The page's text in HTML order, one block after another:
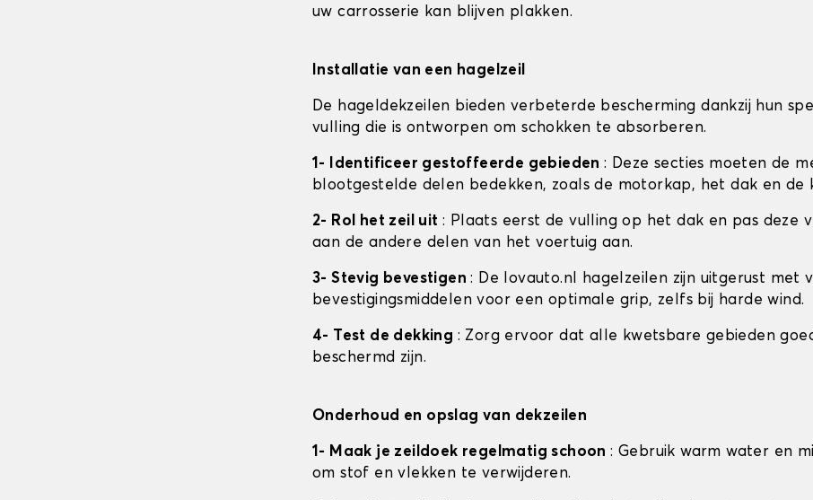
uw carrosserie kan blijven plakken.
Installatie van een hagelzeil
De hageldekzeilen bieden verbeterde bescherming dankzij hun
vulling die is ontworpen om schokken te absorberen.
1- Identificeer gestoffeerde gebieden: Deze secties moeten de
blootgestelde delen bedekken, zoals de motorkap, het dak en de
2- Rol het zeil uit : Plaats eerst de vulling op het dak en pas deze
aan de andere delen van het voertuig aan.
3- Stevig bevestigen: De lovauto.nl hagelzeilen zijn uitgerust met
bevestigingsmiddelen voor een optimale grip, zelfs bij harde wind.
4- Test de dekking : Zorg ervoor dat alle kwetsbare gebieden
beschermd zijn.
Onderhoud en opslag van dekzeilen
1- Maak je zeildoek regelmatig schoon: Gebruik warm water en
om stof en vlekken te verwijderen.